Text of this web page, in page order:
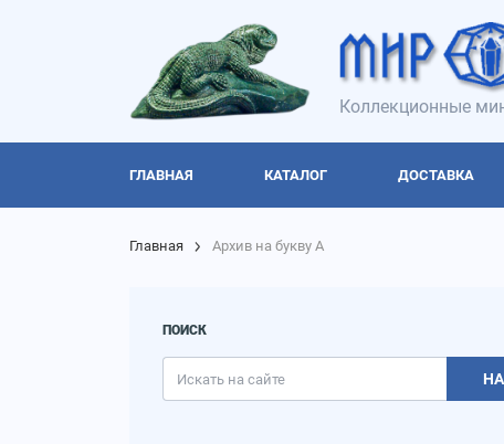
Коллекционные
ГЛАВНАЯ КАТАЛОГ ДОСТАВКА
Главная Архив на букву А
ПОИСК